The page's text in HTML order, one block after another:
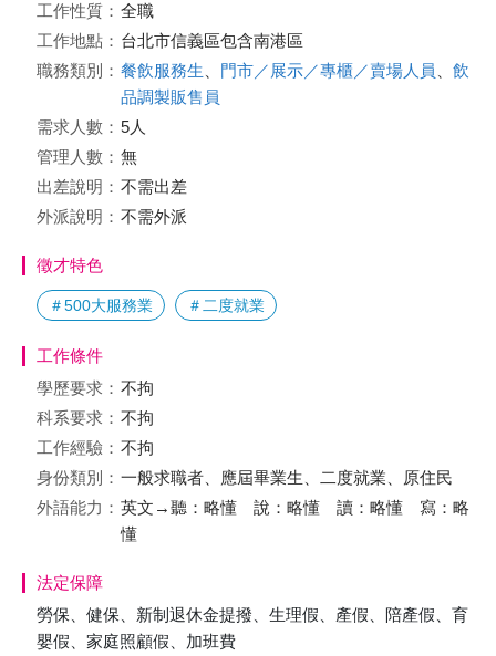
工作性質： 全職
工作地點： 台北市信義區包含南港區
職務類別： 餐飲服務生 門市／展示／專櫃／賣場人員
飲
品調製販售員
需求人數： 5人
管理人數： 無
出差說明： 不需出差
外派說明： 不需外派
徵才特色
＃500大服務業 ＃二度就業
工作條件
學歷要求： 不拘
科系要求： 不拘
工作經驗： 不拘
身份類別： 一般求職者、應屆畢業生、二度就業、原住民
外語能力： 英文→聽：略懂 說：略懂 讀：略懂 寫：略
懂
法定保障
勞保、健保、新制退休金提撥、生理假、產假、陪產假、育
嬰假、家庭照顧假、加班費